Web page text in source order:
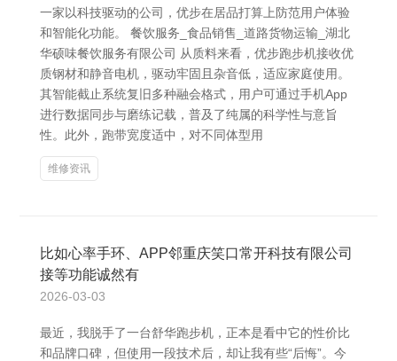
一家以科技驱动的公司，优步在居品打算上防范用户体验
和智能化功能。 餐饮服务_食品销售_道路货物运输_湖北
华硕味餐饮服务有限公司 从质料来看，优步跑步机接收优
质钢材和静音电机，驱动牢固且杂音低，适应家庭使用。
其智能截止系统复旧多种融会格式，用户可通过手机App
进行数据同步与磨练记载，普及了纯属的科学性与意旨
性。此外，跑带宽度适中，对不同体型用
维修资讯
比如心率手环、APP邻重庆笑口常开科技有限公司
接等功能诚然有
2026-03-03
最近，我脱手了一台舒华跑步机，正本是看中它的性价比
和品牌口碑，但使用一段技术后，却让我有些“后悔”。今